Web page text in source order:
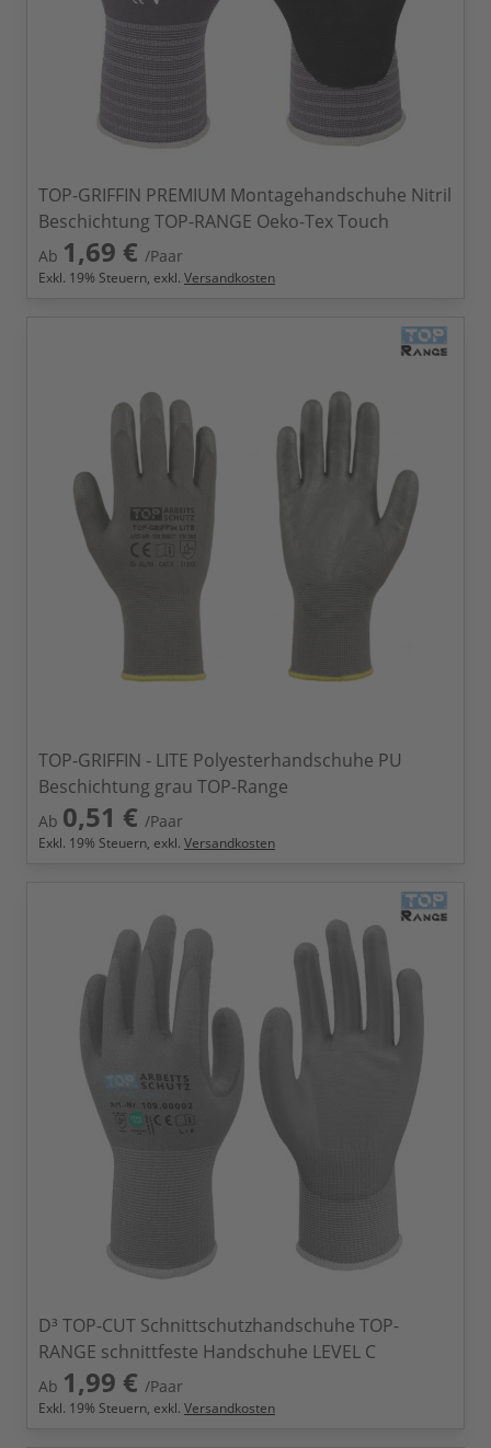
TOP-GRIFFIN PREMIUM Montagehandschuhe Nitril
Beschichtung TOP-RANGE Oeko-Tex Touch
Ab 1,69 € /Paar
Exkl. 19% Steuern, exkl. Versandkosten
TOP-GRIFFIN - LITE Polyesterhandschuhe PU
Beschichtung grau TOP-Range
Ab 0,51 € /Paar
Exkl. 19% Steuern, exkl. Versandkosten
D³ TOP-CUT Schnittschutzhandschuhe TOP-
RANGE schnittfeste Handschuhe LEVEL C
Ab 1,99 € /Paar
Exkl. 19% Steuern, exkl. Versandkosten